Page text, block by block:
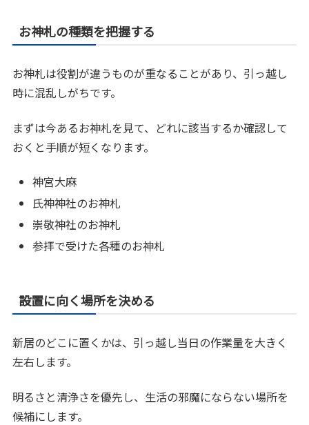
お神札の種類を把握する
お神札は役割が違うものが重なることがあり、引っ越し
時に混乱しがちです。
まずは今あるお神札を見て、どれに該当するか確認して
おくと手順が短くなります。
神宮大麻
氏神神社のお神札
崇敬神社のお神札
参拝で受けた各種のお神札
設置に向く場所を決める
新居のどこに置くかは、引っ越し当日の作業量を大きく
左右します。
明るさと清浄さを優先し、生活の邪魔にならない場所を
候補にします。